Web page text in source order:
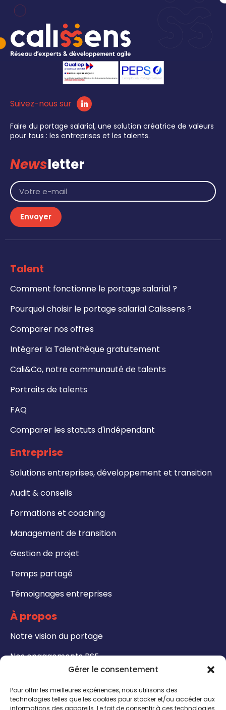
Gérer le consentement
Pour offrir les meilleures expériences, nous utilisons des
technologies telles que les cookies pour stocker et/ou accéder aux
informations des appareils. Le fait de consentir à ces technologies
Suivez-nous sur
Faire du portage salarial, une solution créatrice de valeurs
pour tous : les entreprises et les talents.
Newsletter
Envoyer
Talent
Comment fonctionne le portage salarial ?
Pourquoi choisir le portage salarial Calissens ?
Comparer nos offres
Intégrer la Talenthèque gratuitement
Cali&Co, notre communauté de talents
Portraits de talents
FAQ
Comparer les statuts d'indépendant
Entreprise
Solutions entreprises, développement et transition
Audit & conseils
Formations et coaching
Management de transition
Gestion de projet
Temps partagé
Témoignages entreprises
À propos
Notre vision du portage
Nos engagements RSE
Notre catalogue de formation